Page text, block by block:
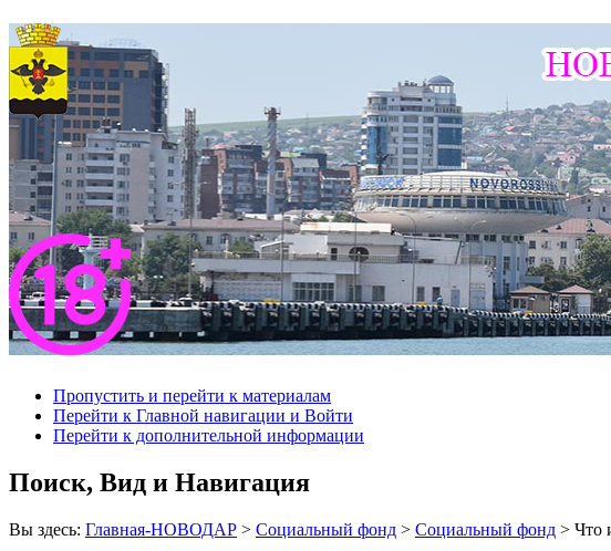
Пропустить и перейти к материалам
Перейти к Главной навигации и Войти
Перейти к дополнительной информации
Поиск, Вид и Навигация
Вы здесь: Главная-НОВОДАР > Социальный фонд > Социальный фонд > Что